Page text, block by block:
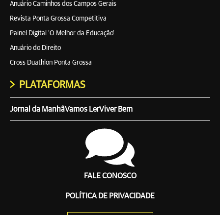
Anuário Caminhos dos Campos Gerais
Revista Ponta Grossa Competitiva
Painel Digital 'O Melhor da Educação'
Anuário do Direito
Cross Duathlon Ponta Grossa
PLATAFORMAS
Jornal da ManhãVamos LerViver Bem
FALE CONOSCO
POLÍTICA DE PRIVACIDADE